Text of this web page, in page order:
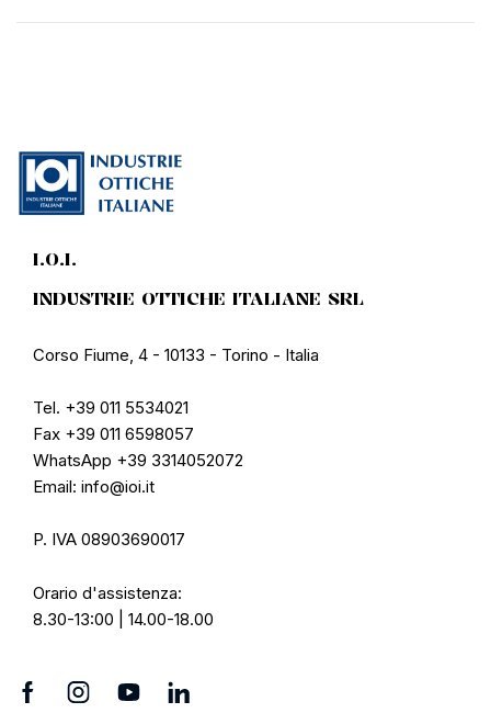
I.O.I.
INDUSTRIE OTTICHE ITALIANE SRL
Corso Fiume, 4 - 10133 - Torino - Italia
Tel. +39 011 5534021
Fax +39 011 6598057
WhatsApp +39 3314052072
Email: info@ioi.it
P. IVA 08903690017
Orario d'assistenza:
8.30-13:00 | 14.00-18.00